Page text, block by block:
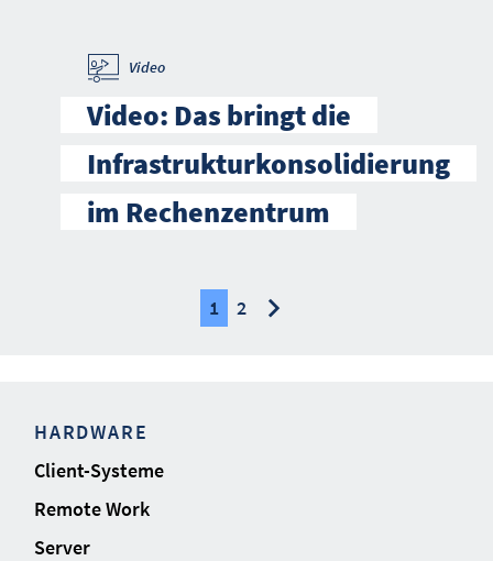
Video
Video: Das bringt die
Infrastrukturkonsolidierung
im Rechenzentrum
1 2
HARDWARE
Client-Systeme
Remote Work
Server